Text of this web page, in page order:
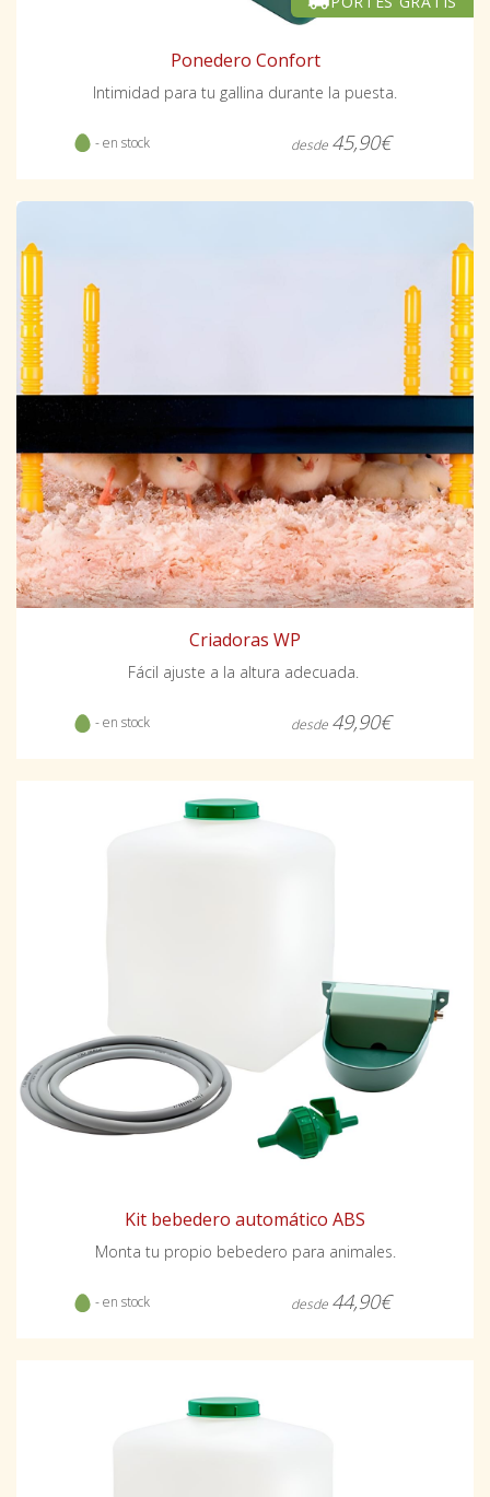
Ponedero Confort
Intimidad para tu gallina durante la puesta.
- en stock desde 45,90€
Criadoras WP
Fácil ajuste a la altura adecuada.
- en stock desde 49,90€
Kit bebedero automático ABS
Monta tu propio bebedero para animales.
- en stock desde 44,90€